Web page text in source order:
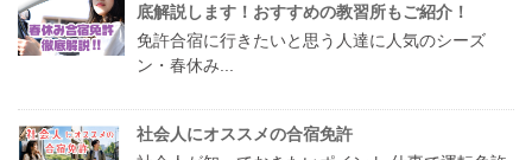
底解説します！おすすめの教習所もご紹介！
免許合宿に行きたいと思う人達に人気のシーズ
ン・春休み...
社会人にオススメの合宿免許